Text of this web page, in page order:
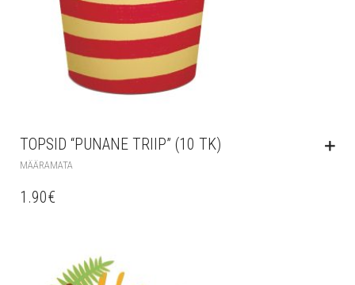
TOPSID “PUNANE TRIIP” (10 TK)
MÄÄRAMATA
1.90€